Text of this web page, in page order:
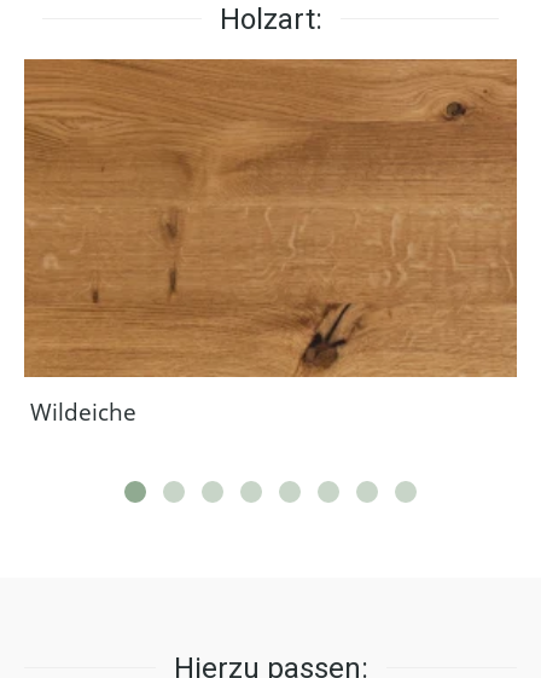
Holzart:
Wildeiche
Hierzu passen: